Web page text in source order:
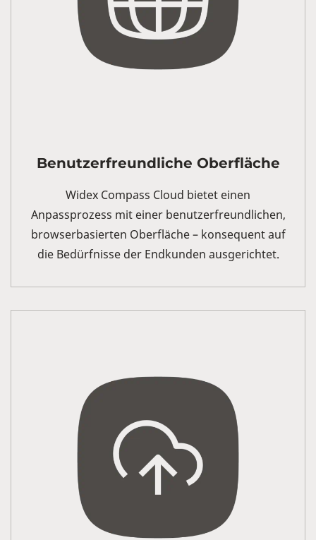
Benutzerfreundliche Oberfläche
Widex Compass Cloud bietet einen
Anpassprozess mit einer benutzerfreundlichen,
browserbasierten Oberfläche – konsequent auf
die Bedürfnisse der Endkunden ausgerichtet.